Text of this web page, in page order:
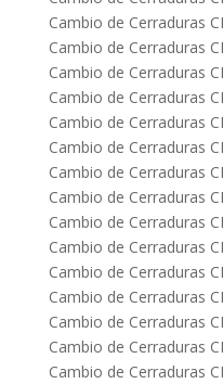
Cambio de Cerraduras
Cambio de Cerraduras
Cambio de Cerraduras
Cambio de Cerraduras
Cambio de Cerraduras
Cambio de Cerraduras
Cambio de Cerraduras
Cambio de Cerraduras
Cambio de Cerraduras
Cambio de Cerraduras
Cambio de Cerraduras
Cambio de Cerraduras
Cambio de Cerraduras
Cambio de Cerraduras
Cambio de Cerraduras